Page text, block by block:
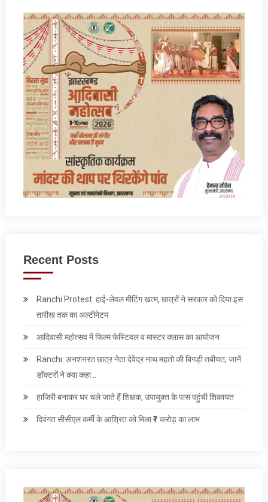
Recent Posts
Ranchi Protest: हाई-लेवल मीटिंग खत्म, छात्रों ने सरकार को दिया इस
तारीख तक का अल्टीमेटम
आदिवासी महोत्सव में फिल्म फेस्टिवल व मास्टर क्लास का आयोजन
Ranchi: अनशनरत छात्र नेता देवेंद्र नाथ महतो की बिगड़ी तबीयत, जानें
डॉक्टरों ने क्या कहा…
हाजिरी बनाकर घर चले जाते हैं शिक्षक, उपायुक्त के पास पहुंची शिकायत
दिवंगत सीसीएल कर्मी के आश्रित को मिला ₹1 करोड़ का लाभ